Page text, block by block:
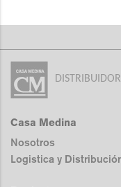
Casa Medina
Nosotros
Logistica y